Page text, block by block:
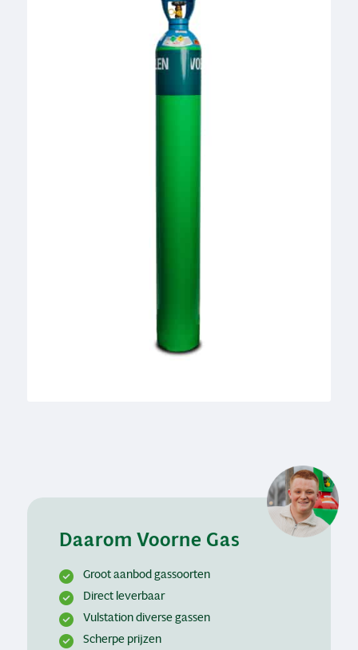
Daarom Voorne Gas
Groot aanbod gassoorten
Direct leverbaar
Vulstation diverse gassen
Scherpe prijzen